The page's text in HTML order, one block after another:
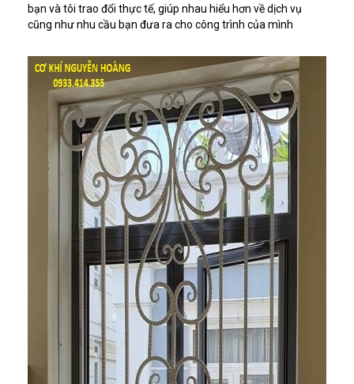
bạn và tôi trao đổi thực tế, giúp nhau hiểu hơn về dịch vụ
cũng như nhu cầu bạn đưa ra cho công trình của mình